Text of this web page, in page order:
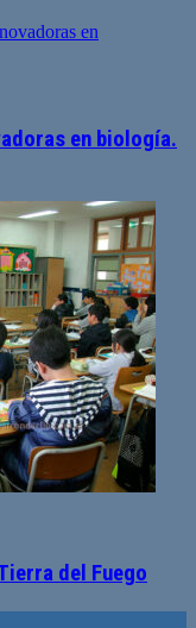
en biología.
del Fuego